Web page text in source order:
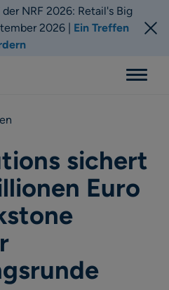
NRF 2026: Retail's Big
2026 | Ein Treffen
Menu
sichert
Euro